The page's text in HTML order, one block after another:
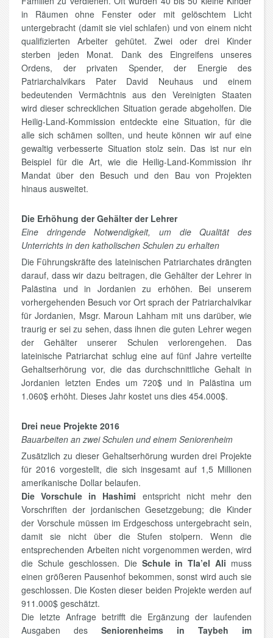
in Räumen ohne Fenster oder mit gelöschtem Licht
untergebracht (damit sie viel schlafen) und von einem nicht
qualifizierten Arbeiter gehütet. Zwei oder drei Kinder
sterben jeden Monat. Dank des Eingreifens unseres
Ordens, der privaten Spender, der Energie des
Patriarchalvikars Pater David Neuhaus und einem
bedeutenden Vermächtnis aus den Vereinigten Staaten
wird dieser schrecklichen Situation gerade abgeholfen. Die
Heilig-Land-Kommission entdeckte eine Situation, für die
alle sich schämen sollten, und heute können wir auf eine
gewaltig verbesserte Situation stolz sein. Das ist nur ein
Beispiel für die Art, wie die Heilig-Land-Kommission ihr
Mandat über den Besuch und den Bau von Projekten
hinaus ausweitet.
Die Erhöhung der Gehälter der Lehrer
Eine dringende Notwendigkeit, um die Qualität des
Unterrichts in den katholischen Schulen zu erhalten
Die Führungskräfte des lateinischen Patriarchates drängten
darauf, dass wir dazu beitragen, die Gehälter der Lehrer in
Palästina und in Jordanien zu erhöhen. Bei unserem
vorhergehenden Besuch vor Ort sprach der Patriarchalvikar
für Jordanien, Msgr. Maroun Lahham mit uns darüber, wie
traurig er sei zu sehen, dass ihnen die guten Lehrer wegen
der Gehälter unserer Schulen verlorengehen. Das
lateinische Patriarchat schlug eine auf fünf Jahre verteilte
Gehaltserhörung vor, die das durchschnittliche Gehalt in
Jordanien letzten Endes um 720$ und in Palästina um
1.060$ erhöht. Dieses Jahr kostet uns dies 454.000$.
Drei neue Projekte 2016
Bauarbeiten an zwei Schulen und einem Seniorenheim
Zusätzlich zu dieser Gehaltserhörung wurden drei Projekte
für 2016 vorgestellt, die sich insgesamt auf 1,5 Millionen
amerikanische Dollar belaufen.
Die Vorschule in Hashimi entspricht nicht mehr den
Vorschriften der jordanischen Gesetzgebung; die Kinder
der Vorschule müssen im Erdgeschoss untergebracht sein,
damit sie nicht über die Stufen stolpern. Wenn die
entsprechenden Arbeiten nicht vorgenommen werden, wird
die Schule geschlossen. Die Schule in Tla’el Ali muss
einen größeren Pausenhof bekommen, sonst wird auch sie
geschlossen. Die Kosten dieser beiden Projekte werden auf
911.000$ geschätzt.
Die letzte Anfrage betrifft die Ergänzung der laufenden
Ausgaben des Seniorenheims in Taybeh im